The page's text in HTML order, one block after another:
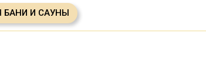
БАНИ И САУНЫ